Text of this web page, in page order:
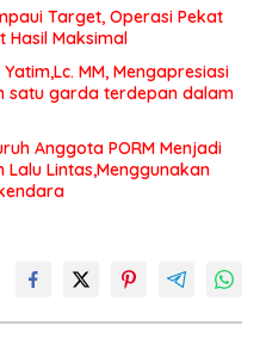
Target, Operasi Pekat
Hasil Maksimal
MM, Mengapresiasi
satu garda terdepan dalam
Anggota PORM Menjadi
Lintas,Menggunakan